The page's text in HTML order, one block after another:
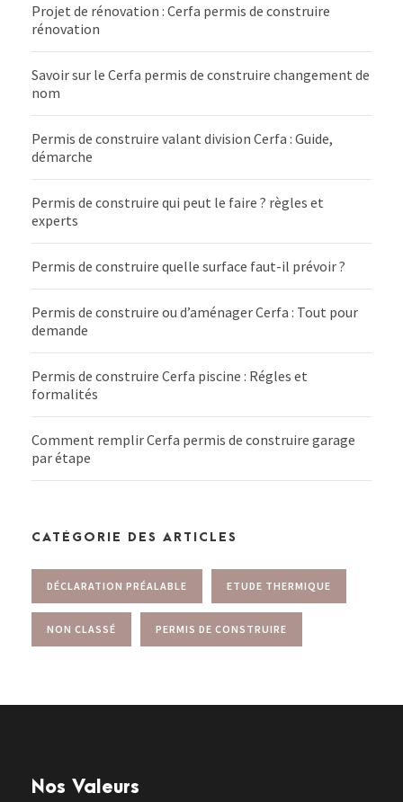
Projet de rénovation : Cerfa permis de construire
rénovation
Savoir sur le Cerfa permis de construire changement de
nom
Permis de construire valant division Cerfa : Guide,
démarche
Permis de construire qui peut le faire ? règles et
experts
Permis de construire quelle surface faut-il prévoir ?
Permis de construire ou d’aménager Cerfa : Tout pour
demande
Permis de construire Cerfa piscine : Régles et
formalités
Comment remplir Cerfa permis de construire garage
par étape
CATÉGORIE DES ARTICLES
DÉCLARATION PRÉALABLE ETUDE THERMIQUE
NON CLASSÉ PERMIS DE CONSTRUIRE
Nos Valeurs